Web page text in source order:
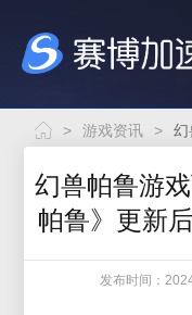
> 游戏资讯 >
幻兽帕鲁游
帕鲁》更新
发布时间：